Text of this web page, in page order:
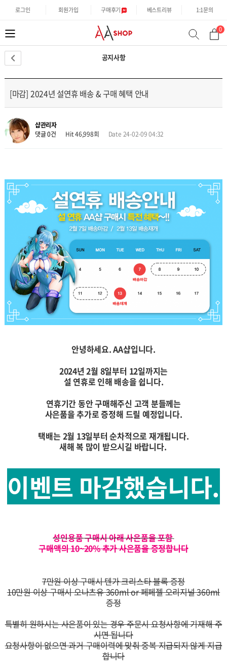
로그인 회원가입 구매후기 베스트리뷰 1:1문의
류
0
공지사항
[마감] 2024년 설연휴 배송 & 구매 혜택 안내
샵관리자
댓글 0건
Hit 46,998회 Date 24-02-09 04:32
안녕하세요. AA샵입니다.
2024년 2월 8일부터 12일까지는
설 연휴로 인해 배송을 쉽니다.
연휴기간 동안 구매해주신 고객 분들께는
사은품을 추가로 증정해 드릴 예정입니다.
택배는 2월 13일부터 순차적으로 재개됩니다.
새해 복 많이 받으시길 바랍니다.
이벤트 마감했습니다.
성인용품 구매시 아래 사은품을 포함
구매액의 10~20% 추가 사은품을 증정합니다
7만원 이상 구매시 텐가 크리스타 블록 증정
10만원 이상 구매시 오나츠유 360ml or 페페젤 오리지널 360ml
증정
특별히 원하시는 사은품이 있는 경우 주문시 요청사항에 기재해 주
시면 됩니다
요청사항이 없으면 과거 구매이력에 맞춰 중복 지급되지 않게 지급
합니다